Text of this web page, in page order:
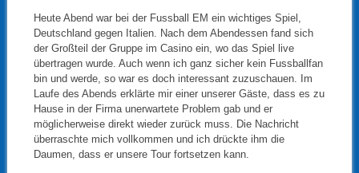
Heute Abend war bei der Fussball EM ein wichtiges Spiel,
Deutschland gegen Italien. Nach dem Abendessen fand sich
der Großteil der Gruppe im Casino ein, wo das Spiel live
übertragen wurde. Auch wenn ich ganz sicher kein Fussballfan
bin und werde, so war es doch interessant zuzuschauen. Im
Laufe des Abends erklärte mir einer unserer Gäste, dass es zu
Hause in der Firma unerwartete Problem gab und er
möglicherweise direkt wieder zurück muss. Die Nachricht
überraschte mich vollkommen und ich drückte ihm die
Daumen, dass er unsere Tour fortsetzen kann.